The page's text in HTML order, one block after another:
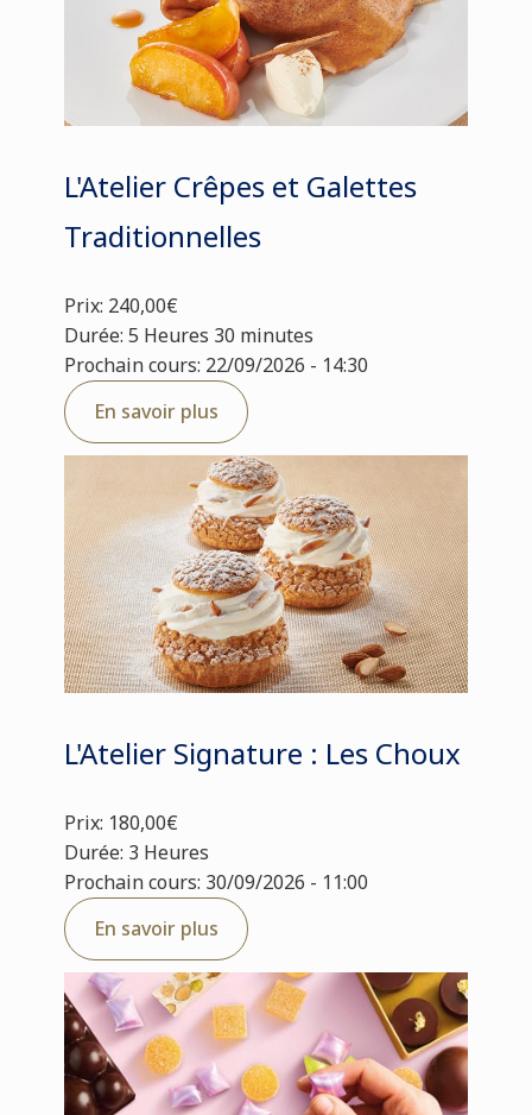
L'Atelier Crêpes et Galettes
Traditionnelles
Prix: 240,00€
Durée: 5 Heures 30 minutes
Prochain cours: 22/09/2026 - 14:30
En savoir plus
L'Atelier Signature : Les Choux
Prix: 180,00€
Durée: 3 Heures
Prochain cours: 30/09/2026 - 11:00
En savoir plus